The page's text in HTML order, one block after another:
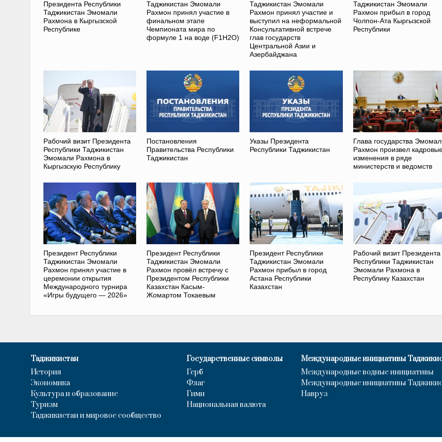
Президента Республики
Таджикистан Эмомали
Рахмона в Кыргызской
Республике
Таджикистан Эмомали
Рахмон принял участие в
финальном этапе
Чемпионата мира по
формуле 1 на воде (F1H2O)
Таджикистан Эмомали
Рахмон принял участие и
выступил на неформальной
Консультативной встрече
глав государств
Центральной Азии и
Азербайджана
Таджикистан Эмомали
Рахмон прибыл в город
Чолпон-Ата Кыргызской
Республики
Рабочий визит Президента
Республики Таджикистан
Эмомали Рахмона в
Кыргызскую Республику
Постановления
Правительства Республики
Таджикистан
Указы Президента
Республики Таджикистан
Глава государства
Рахмон произвел
изменения в ряде
министерств и ведомств
Президент Республики
Таджикистан Эмомали
Рахмон принял участие в
церемонии открытия
Международного турнира
«Игры будущего — 2026»
Президент Республики
Таджикистан Эмомали
Рахмон провёл встречу с
Президентом Республики
Казахстан Касым-
Жомартом Токаевым
Президент Республики
Таджикистан Эмомали
Рахмон прибыл в город
Астана Республики
Казахстан
Рабочий визит Президента
Республики Таджикистан
Эмомали Рахмона в
Республику Казахстан
Таджикистан
История
Экономика
Культура и образование
Туризм
Таджикистан и мировое сообщество
Государственные символы
Герб
Флаг
Гимн
Национальная валюта
Международные инициативы
Международные водные инициативы
Международные инициативы
Навруз